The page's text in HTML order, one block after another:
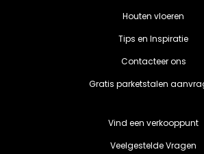
Houten vloeren
Tips en Inspiratie
Contacteer ons
Gratis parketstalen
Vind een verkooppunt
Veelgestelde Vragen